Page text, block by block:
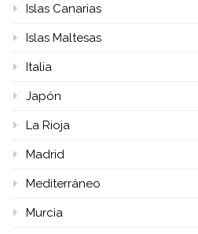
Islas Canarias
Islas Maltesas
Italia
Japón
La Rioja
Madrid
Mediterráneo
Murcia